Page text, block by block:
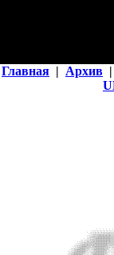
Главная | Архив |